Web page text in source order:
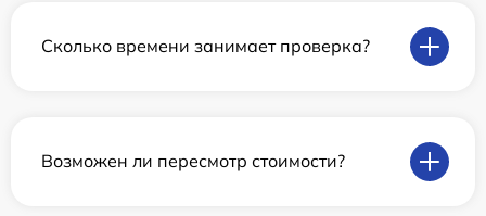
Сколько времени занимает проверка?
Возможен ли пересмотр стоимости?